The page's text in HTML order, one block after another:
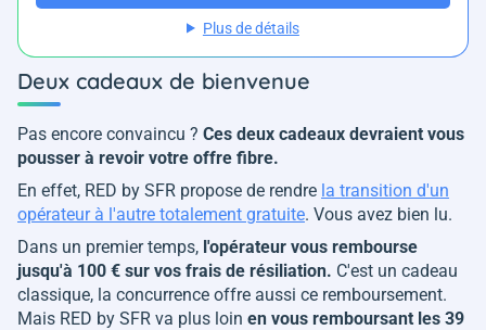
Plus de détails
Deux cadeaux de bienvenue
Pas encore convaincu ? Ces deux cadeaux devraient vous
pousser à revoir votre offre fibre.
En effet, RED by SFR propose de rendre la transition d'un
opérateur à l'autre totalement gratuite. Vous avez bien lu.
Dans un premier temps, l'opérateur vous rembourse
jusqu'à 100 € sur vos frais de résiliation. C'est un cadeau
classique, la concurrence offre aussi ce remboursement.
Mais RED by SFR va plus loin en vous remboursant les 39